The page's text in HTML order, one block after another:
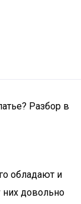
Разбор в
обладают и
довольно